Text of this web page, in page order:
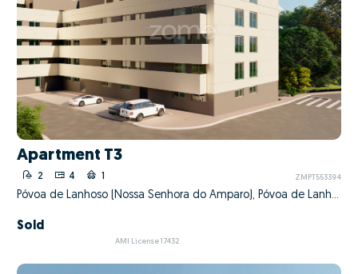
Apartment T3
2 4 ZMPT553394
Póvoa de Lanhoso (Nossa Senhora do Amparo), Póvoa de Lanhoso, Braga
Sold
AMI License 17432